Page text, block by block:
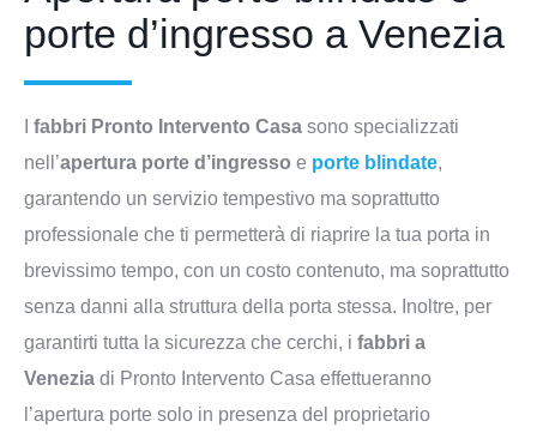
porte d’ingresso a Venezia
fabbri Pronto Intervento Casa sono specializzati
nell’apertura porte d’ingresso e porte blindate,
garantendo un servizio tempestivo ma soprattutto
professionale che ti permetterà di riaprire la tua porta in
brevissimo tempo, con un costo contenuto, ma soprattutto
senza danni alla struttura della porta stessa. Inoltre, per
garantirti tutta la sicurezza che cerchi, i fabbri a
Venezia di Pronto Intervento Casa effettueranno
l’apertura porte solo in presenza del proprietario